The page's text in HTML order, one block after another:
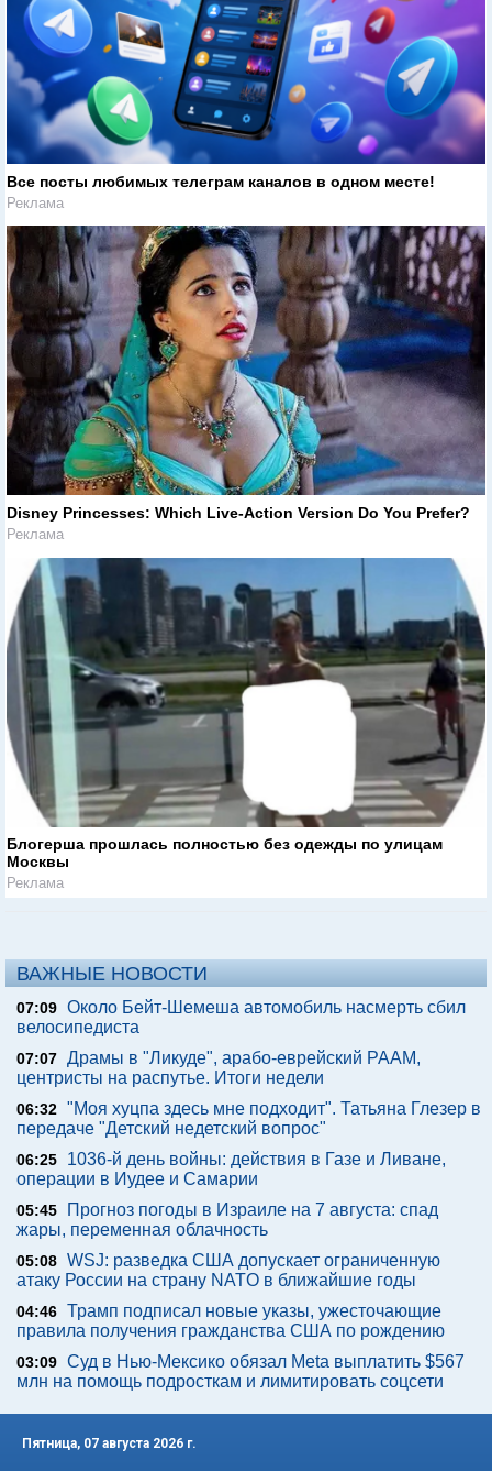
Все посты любимых телеграм каналов в одном месте!
Реклама
Disney Princesses: Which Live-Action Version Do You Prefer?
Реклама
Блогерша прошлась полностью без одежды по улицам
Москвы
Реклама
ВАЖНЫЕ НОВОСТИ
07:09 Около Бейт-Шемеша автомобиль насмерть сбил
велосипедиста
07:07 Драмы в "Ликуде", арабо-еврейский РААМ,
центристы на распутье. Итоги недели
06:32 "Моя хуцпа здесь мне подходит". Татьяна Глезер в
передаче "Детский недетский вопрос"
06:25
1036-й день войны: действия в Газе и Ливане,
операции в Иудее и Самарии
05:45
Прогноз погоды в Израиле на 7 августа: спад
жары, переменная облачность
05:08 WSJ: разведка США допускает ограниченную
атаку России на страну NATO в ближайшие годы
04:46 Трамп подписал новые указы, ужесточающие
правила получения гражданства США по рождению
03:09 Суд в Нью-Мексико обязал Meta выплатить $567
млн на помощь подросткам и лимитировать соцсети
Пятница, 07 августа 2026 г.